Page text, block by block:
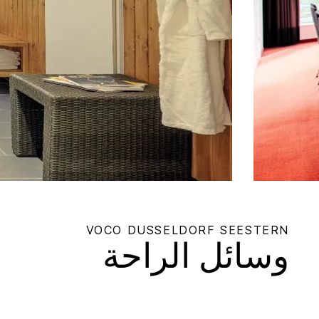
VOCO DUSSELDORF SEESTERN
وسائل الراحة